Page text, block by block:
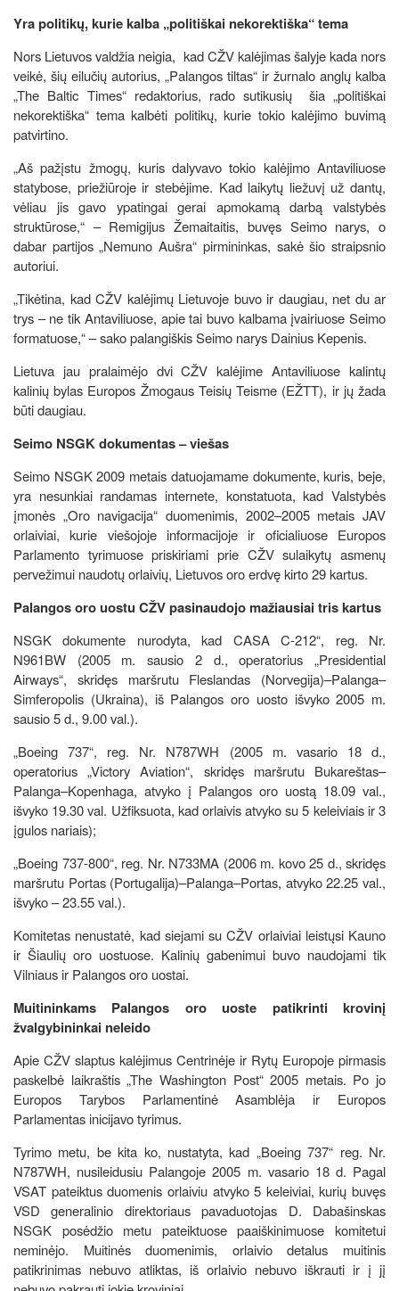
Yra politikų, kurie kalba „politiškai nekorektiška“ tema
Nors Lietuvos valdžia neigia, kad CŽV kalėjimas šalyje kada nors
veikė, šių eilučių autorius, „Palangos tiltas“ ir žurnalo anglų kalba
„The Baltic Times“ redaktorius, rado sutikusių šia „politiškai
nekorektiška“ tema kalbėti politikų, kurie tokio kalėjimo buvimą
patvirtino.
„Aš pažįstu žmogų, kuris dalyvavo tokio kalėjimo Antaviliuose
statybose, priežiūroje ir stebėjime. Kad laikytų liežuvį už dantų,
vėliau jis gavo ypatingai gerai apmokamą darbą valstybės
struktūrose,“ – Remigijus Žemaitaitis, buvęs Seimo narys, o
dabar partijos „Nemuno Aušra“ pirmininkas, sakė šio straipsnio
autoriui.
„Tikėtina, kad CŽV kalėjimų Lietuvoje buvo ir daugiau, net du ar
trys – ne tik Antaviliuose, apie tai buvo kalbama įvairiuose Seimo
formatuose,“ – sako palangiškis Seimo narys Dainius Kepenis.
Lietuva jau pralaimėjo dvi CŽV kalėjime Antaviliuose kalintų
kalinių bylas Europos Žmogaus Teisių Teisme (EŽTT), ir jų žada
būti daugiau.
Seimo NSGK dokumentas – viešas
Seimo NSGK 2009 metais datuojamame dokumente, kuris, beje,
yra nesunkiai randamas internete, konstatuota, kad Valstybės
įmonės „Oro navigacija“ duomenimis, 2002–2005 metais JAV
orlaiviai, kurie viešojoje informacijoje ir oficialiuose Europos
Parlamento tyrimuose priskiriami prie CŽV sulaikytų asmenų
pervežimui naudotų orlaivių, Lietuvos oro erdvę kirto 29 kartus.
Palangos oro uostu CŽV pasinaudojo mažiausiai tris kartus
NSGK dokumente nurodyta, kad CASA C-212“, reg. Nr.
N961BW (2005 m. sausio 2 d., operatorius „Presidential
Airways“, skridęs maršrutu Fleslandas (Norvegija)–Palanga–
Simferopolis (Ukraina), iš Palangos oro uosto išvyko 2005 m.
sausio 5 d., 9.00 val.).
„Boeing 737“, reg. Nr. N787WH (2005 m. vasario 18 d.,
operatorius „Victory Aviation“, skridęs maršrutu Bukareštas–
Palanga–Kopenhaga, atvyko į Palangos oro uostą 18.09 val.,
išvyko 19.30 val. Užfiksuota, kad orlaivis atvyko su 5 keleiviais ir 3
įgulos nariais);
„Boeing 737-800“, reg. Nr. N733MA (2006 m. kovo 25 d., skridęs
maršrutu Portas (Portugalija)–Palanga–Portas, atvyko 22.25 val.,
išvyko – 23.55 val.).
Komitetas nenustatė, kad siejami su CŽV orlaiviai leistųsi Kauno
ir Šiaulių oro uostuose. Kalinių gabenimui buvo naudojami tik
Vilniaus ir Palangos oro uostai.
Muitininkams Palangos oro uoste patikrinti krovinį
žvalgybininkai neleido
Apie CŽV slaptus kalėjimus Centrinėje ir Rytų Europoje pirmasis
paskelbė laikraštis „The Washington Post“ 2005 metais. Po jo
Europos Tarybos Parlamentinė Asamblėja ir Europos
Parlamentas inicijavo tyrimus.
Tyrimo metu, be kita ko, nustatyta, kad „Boeing 737“ reg. Nr.
N787WH, nusileidusiu Palangoje 2005 m. vasario 18 d. Pagal
VSAT pateiktus duomenis orlaiviu atvyko 5 keleiviai, kurių buvęs
VSD generalinio direktoriaus pavaduotojas D. Dabašinskas
NSGK posėdžio metu pateiktuose paaiškinimuose komitetui
neminėjo. Muitinės duomenimis, orlaivio detalus muitinis
patikrinimas nebuvo atliktas, iš orlaivio nebuvo iškrauti ir į jį